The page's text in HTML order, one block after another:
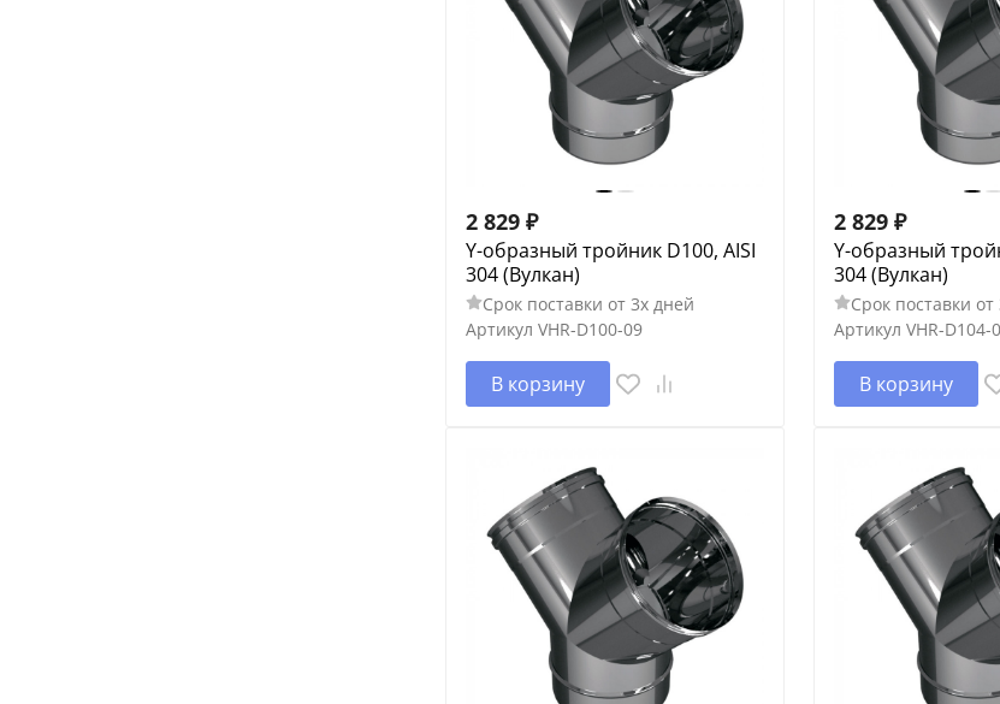
2 829 ₽
Y-образный тройник D100, AISI
304 (Вулкан)
Срок поставки от 3х дней
Артикул VHR-D100-09
В корзину
2 829 ₽
Y-образный
304 (Вулкан)
Срок поставки от
Артикул VHR-D104-
В корзину